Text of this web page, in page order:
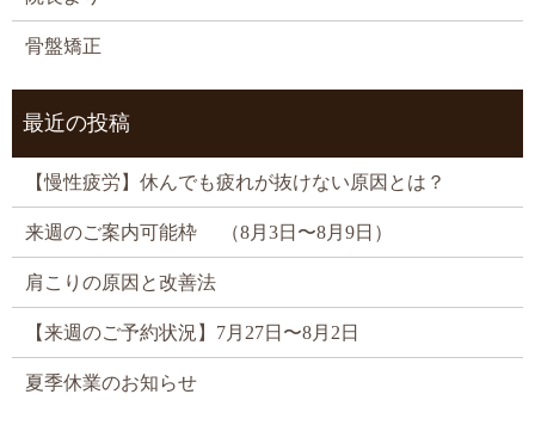
骨盤矯正
最近の投稿
【慢性疲労】休んでも疲れが抜けない原因とは？
来週のご案内可能枠 （8月3日〜8月9日）
肩こりの原因と改善法
【来週のご予約状況】7月27日〜8月2日
夏季休業のお知らせ